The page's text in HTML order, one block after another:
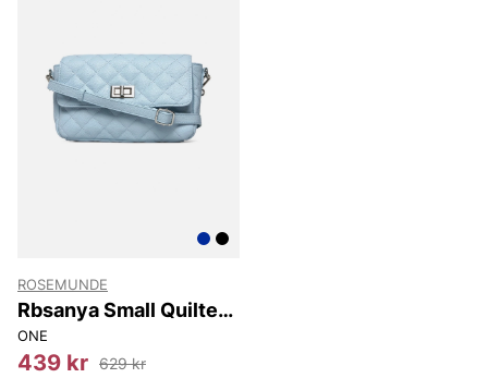
outletpriser
På Vingåkers Factory Outlet hittar du ett noga utvalt
sortiment av Rosemunde till fantastiska outletpriser.
ROSEMUNDE
Rbsanya Small Quilted
Shoulder Bag
ONE
439 kr 629 kr